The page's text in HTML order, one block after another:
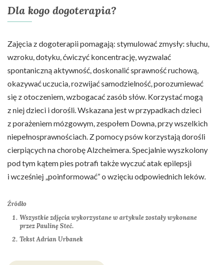
Dla kogo dogoterapia?
Zajęcia z dogoterapii pomagają: stymulować zmysły: słuchu,
wzroku, dotyku, ćwiczyć koncentrację, wyzwalać
spontaniczną aktywność, doskonalić sprawność ruchową,
okazywać uczucia, rozwijać samodzielność, porozumiewać
się z otoczeniem, wzbogacać zasób słów. Korzystać mogą
z niej dzieci i dorośli. Wskazana jest w przypadkach dzieci
z porażeniem mózgowym, zespołem Downa, przy wszelkich
niepełnosprawnościach. Z pomocy psów korzystają dorośli
cierpiących na chorobę Alzcheimera. Specjalnie wyszkolony
pod tym kątem pies potrafi także wyczuć atak epilepsji
i wcześniej „poinformować” o wzięciu odpowiednich leków.
Źródło
Wszystkie zdjęcia wykorzystane w artykule zostały wykonane
przez Paulinę Steć.
Tekst Adrian Urbanek